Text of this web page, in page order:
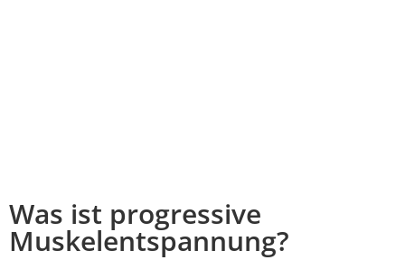
Was ist progressive
Muskelentspannung?